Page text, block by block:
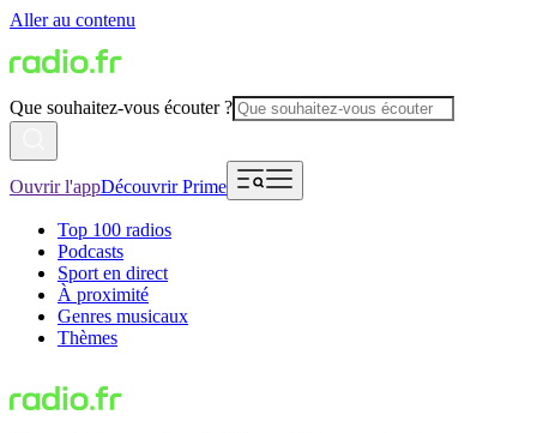
Aller au contenu
Que souhaitez-vous écouter ?
Ouvrir l'appDécouvrir Prime
Top 100 radios
Podcasts
Sport en direct
À proximité
Genres musicaux
Thèmes